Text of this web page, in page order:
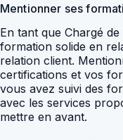
Mentionner ses
En tant que Chargé
formation solide en
relation client.
certifications et vos
vous avez suivi des
avec les services
mettre en avant.